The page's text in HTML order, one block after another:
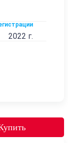
2022 г.